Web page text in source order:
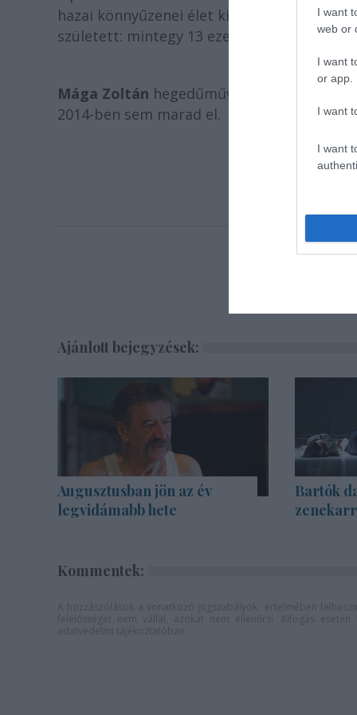
I want
web or
I want
or app.
I want
I want
hazai könnyűzenei élet kiválóságai. 2013-
született: mintegy 13 ezer ember
Mága Zoltán hegedűművész ez
2014-ben sem marad el.
Ajánlott bejegyzések:
Augusztusban jön az év
legvidámabb hete
Bartók
Kommentek: